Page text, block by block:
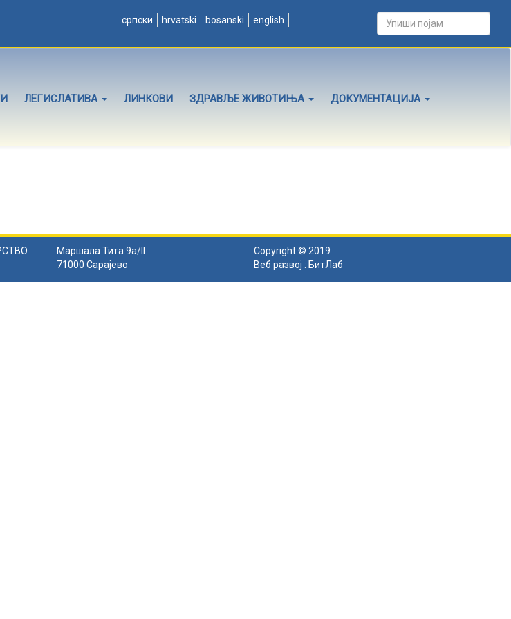
српски hrvatski bosanski english
ЛЕГИСЛАТИВА ЛИНКОВИ ЗДРАВЉЕ ЖИВОТИЊА ДОКУМЕНТАЦИЈА
Маршала Тита 9а/II
71000 Сарајево
Copyright © 2019
Веб развој : БитЛаб